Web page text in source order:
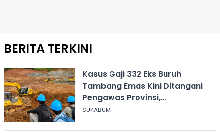
BERITA TERKINI
Kasus Gaji 332 Eks Buruh
Tambang Emas Kini Ditangani
Pengawas Provinsi,
Disnakertrans Sukabumi Terus
SUKABUMI